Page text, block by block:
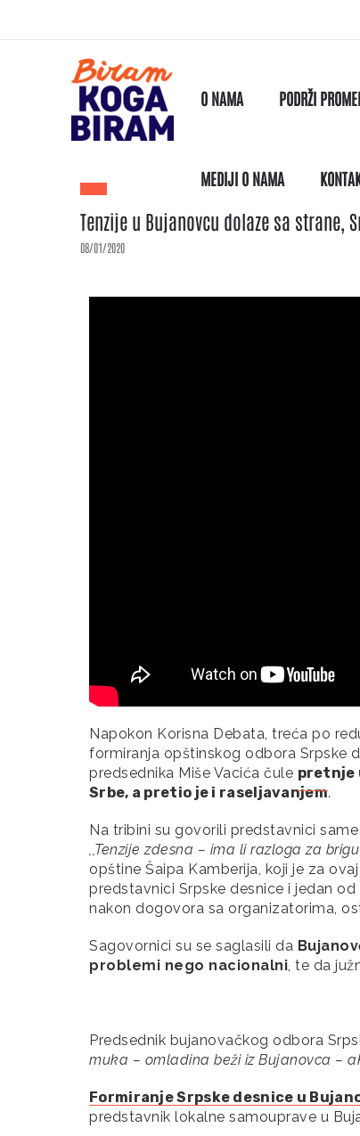
O NAMA PODRŽI
MEDIJI O NAMA
Tenzije u Bujanovcu dolaze sa strane,
08/01/2020
Napokon Korisna Debata, treća po
formiranja opštinskog odbora Srpske
predsednika Miše Vacića čule pretnje
Srbe, a pretio je i raseljavanjem.
Na tribini su govorili predstavnici
,,Tenzije zdesna – ima li razloga za
opštine Šaipa Kamberija, koji je za
predstavnici Srpske desnice i jedan
nakon dogovora sa organizatorima,
Sagovornici su se saglasili da
problemi nego nacionalni, te da
Predsednik bujanovačkog odbora
muka – omladina beži iz Bujanovca –
Formiranje Srpske desnice u
predstavnik lokalne samouprave u